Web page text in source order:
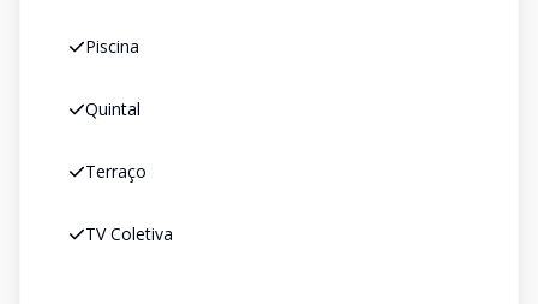
Piscina
Quintal
Terraço
TV Coletiva